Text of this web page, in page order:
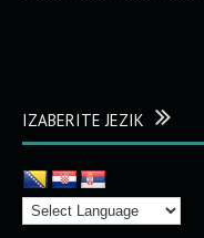
IZABERITE JEZIK